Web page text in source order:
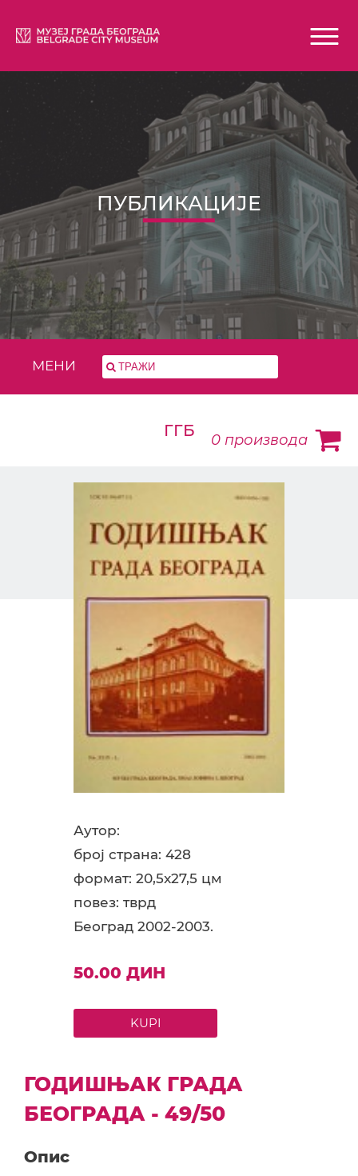
ПУБЛИКАЦИЈЕ
МЕНИ
ГГБ 0 производа
Аутор:
број страна: 428
формат: 20,5x27,5 цм
повез: тврд
Београд 2002-2003.
50.00 ДИН
KUPI
ГОДИШЊАК ГРАДА
БЕОГРАДА - 49/50
Опис